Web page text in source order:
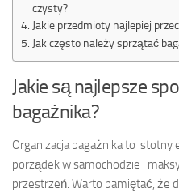
czysty?
Jakie przedmioty najlepiej
Jak często należy sprzątać
Jakie są najlepsze
bagażnika?
Organizacja bagażnika to
porządek w samochodzie i
przestrzeń. Warto pamiętać, że